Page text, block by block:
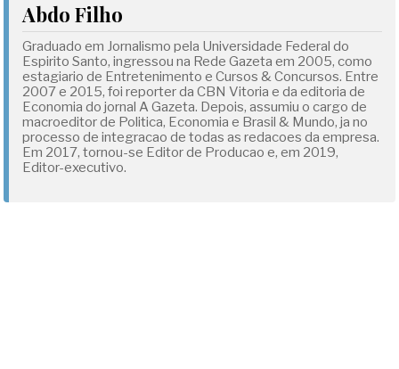
Abdo Filho
Graduado em Jornalismo pela Universidade Federal do
Espirito Santo, ingressou na Rede Gazeta em 2005, como
estagiario de Entretenimento e Cursos & Concursos. Entre
2007 e 2015, foi reporter da CBN Vitoria e da editoria de
Economia do jornal A Gazeta. Depois, assumiu o cargo de
macroeditor de Politica, Economia e Brasil & Mundo, ja no
processo de integracao de todas as redacoes da empresa.
Em 2017, tornou-se Editor de Producao e, em 2019,
Editor-executivo.